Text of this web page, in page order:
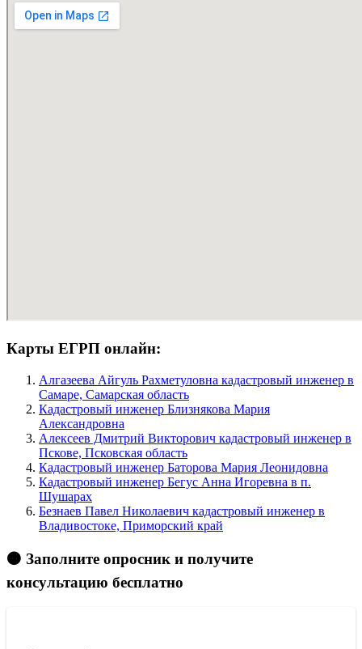
Карты ЕГРП онлайн:
Алгазеева Айгуль Рахметуловна кадастровый инженер в
Самаре, Самарская область
Кадастровый инженер Близнякова Мария
Александровна
Алексеев Дмитрий Викторович кадастровый инженер в
Пскове, Псковская область
Кадастровый инженер Баторова Мария Леонидовна
Кадастровый инженер Бегус Анна Игоревна в п.
Шушарах
Безнаев Павел Николаевич кадастровый инженер в
Владивостоке, Приморский край
🟠 Заполните опросник и получите
консультацию бесплатно